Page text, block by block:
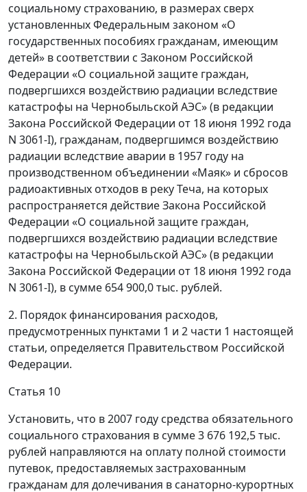
социальному страхованию, в размерах сверх
установленных Федеральным законом «О
государственных пособиях гражданам, имеющим
детей» в соответствии с Законом Российской
Федерации «О социальной защите граждан,
подвергшихся воздействию радиации вследствие
катастрофы на Чернобыльской АЭС» (в редакции
Закона Российской Федерации от 18 июня 1992 года
N 3061-I), гражданам, подвергшимся воздействию
радиации вследствие аварии в 1957 году на
производственном объединении «Маяк» и сбросов
радиоактивных отходов в реку Теча, на которых
распространяется действие Закона Российской
Федерации «О социальной защите граждан,
подвергшихся воздействию радиации вследствие
катастрофы на Чернобыльской АЭС» (в редакции
Закона Российской Федерации от 18 июня 1992 года
N 3061-I), в сумме 654 900,0 тыс. рублей.
2. Порядок финансирования расходов,
предусмотренных пунктами 1 и 2 части 1 настоящей
статьи, определяется Правительством Российской
Федерации.
Статья 10
Установить, что в 2007 году средства обязательного
социального страхования в сумме 3 676 192,5 тыс.
рублей направляются на оплату полной стоимости
путевок, предоставляемых застрахованным
гражданам для долечивания в санаторно-курортных